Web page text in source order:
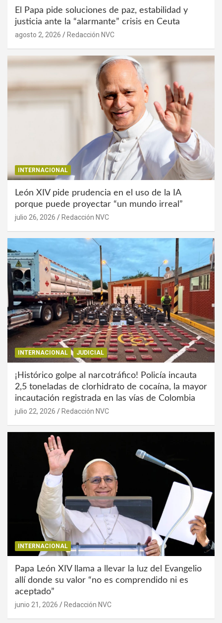
El Papa pide soluciones de paz, estabilidad y
justicia ante la “alarmante” crisis en Ceuta
agosto 2, 2026 Redacción NVC
INTERNACIONAL
León XIV pide prudencia en el uso de la IA
porque puede proyectar “un mundo irreal”
julio 26, 2026 Redacción NVC
INTERNACIONAL JUDICIAL
¡Histórico golpe al narcotráfico! Policía incauta
2,5 toneladas de clorhidrato de cocaína, la mayor
incautación registrada en las vías de Colombia
julio 22, 2026 Redacción NVC
INTERNACIONAL
Papa León XIV llama a llevar la luz del Evangelio
allí donde su valor “no es comprendido ni es
aceptado”
junio 21, 2026 Redacción NVC